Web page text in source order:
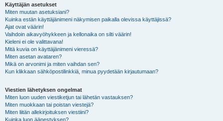
Käyttäjän asetukset
Miten muutan asetuksiani?
Kuinka estän käyttäjänimeni näkymisen paikalla olevissa käyttäjissä?
Ajat ovat väärin!
Vaihdoin aikavyöhykkeen ja kellonaika on silti väärin!
Kieleni ei ole valittavana!
Mitä kuvia on käyttäjänimeni vieressä?
Miten asetan avataren?
Mikä on arvonimi ja miten vaihdan sen?
Kun klikkaan sähköpostilinkkiä, minua pyydetään kirjautumaan?
Viestien lähetyksen ongelmat
Miten luon uuden viestiketjun tai lähetän vastauksen?
Miten muokkaan tai poistan viestejä?
Miten liitän allekirjoituksen viestiini?
Kuinka luon äänestyksen?